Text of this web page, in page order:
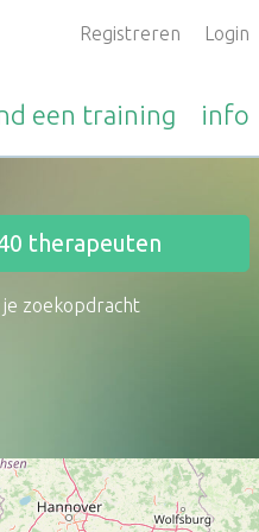
Registreren Login
een training info
therapeuten
zoekopdracht